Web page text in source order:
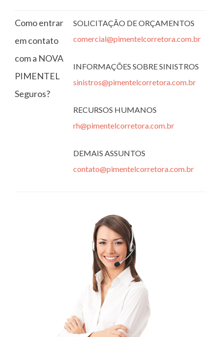
Como entrar
em contato
com a NOVA
PIMENTEL
Seguros?
SOLICITAÇÃO DE ORÇAMENTOS
comercial@pimentelcorretora.com.br
INFORMAÇÕES SOBRE SINISTROS
sinistros@pimentelcorretora.com.br
RECURSOS HUMANOS
rh@pimentelcorretora.com.br
DEMAIS ASSUNTOS
contato@pimentelcorretora.com.br